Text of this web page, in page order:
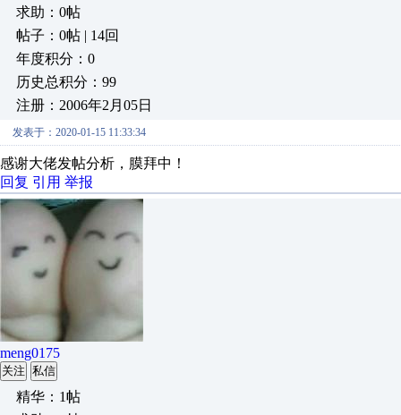
求助：0帖
帖子：0帖 | 14回
年度积分：0
历史总积分：99
注册：2006年2月05日
发表于：2020-01-15 11:33:34
感谢大佬发帖分析，膜拜中！
回复 引用 举报
meng0175
关注 私信
精华：1帖